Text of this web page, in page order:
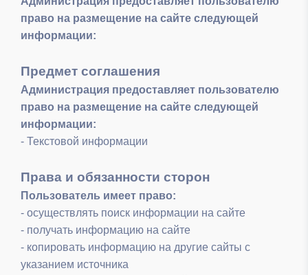
право на размещение на сайте следующей
информации:
Предмет соглашения
Администрация предоставляет пользователю
право на размещение на сайте следующей
информации:
- Текстовой информации
Права и обязанности сторон
Пользователь имеет право:
- осуществлять поиск информации на сайте
- получать информацию на сайте
- копировать информацию на другие сайты с
указанием источника